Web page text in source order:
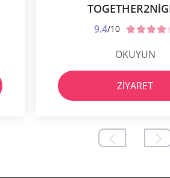
9.4/10
OKUYUN
ZIYARET